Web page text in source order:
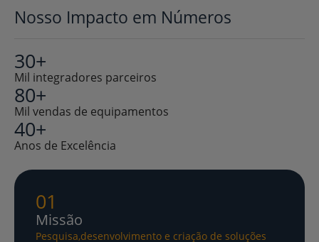
Nosso Impacto em Números
30+
Mil integradores parceiros
80+
Mil vendas de equipamentos
40+
Anos de Excelência
01
Missão
Pesquisa,desenvolvimento e criação de soluções